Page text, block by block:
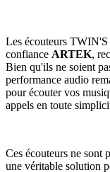
Les écouteurs
confiance ARTEK,
Bien qu'ils ne soient
performance audio
pour écouter vos
appels en toute
Ces écouteurs ne sont
une véritable solution